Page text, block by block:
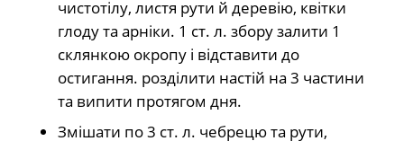
чистотілу, листя рути й деревію, квітки
глоду та арніки. 1 ст. л. збору залити 1
склянкою окропу і відставити до
остигання. розділити настій на 3 частини
та випити протягом дня.
Змішати по 3 ст. л. чебрецю та рути,